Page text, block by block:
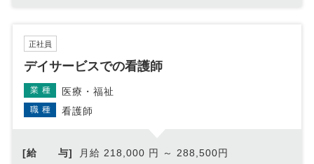
正社員
デイサービスでの看護師
業種 医療・福祉
職種 看護師
[給 与]
月給 218,000 円 ～ 288,500円